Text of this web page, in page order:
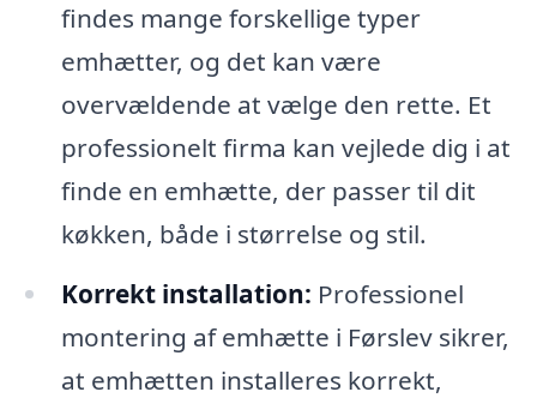
findes mange forskellige typer
emhætter, og det kan være
overvældende at vælge den rette. Et
professionelt firma kan vejlede dig i at
finde en emhætte, der passer til dit
køkken, både i størrelse og stil.
Korrekt installation: Professionel
montering af emhætte i Førslev sikrer,
at emhætten installeres korrekt,